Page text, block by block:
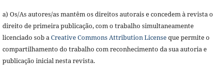
a) Os/As autores/as mantêm os direitos autorais e concedem à revista o
direito de primeira publicação, com o trabalho simultaneamente
licenciado sob aCreative Commons Attribution Licenseque permite o
compartilhamento do trabalho com reconhecimento da sua autoria e
publicação inicial nesta revista.